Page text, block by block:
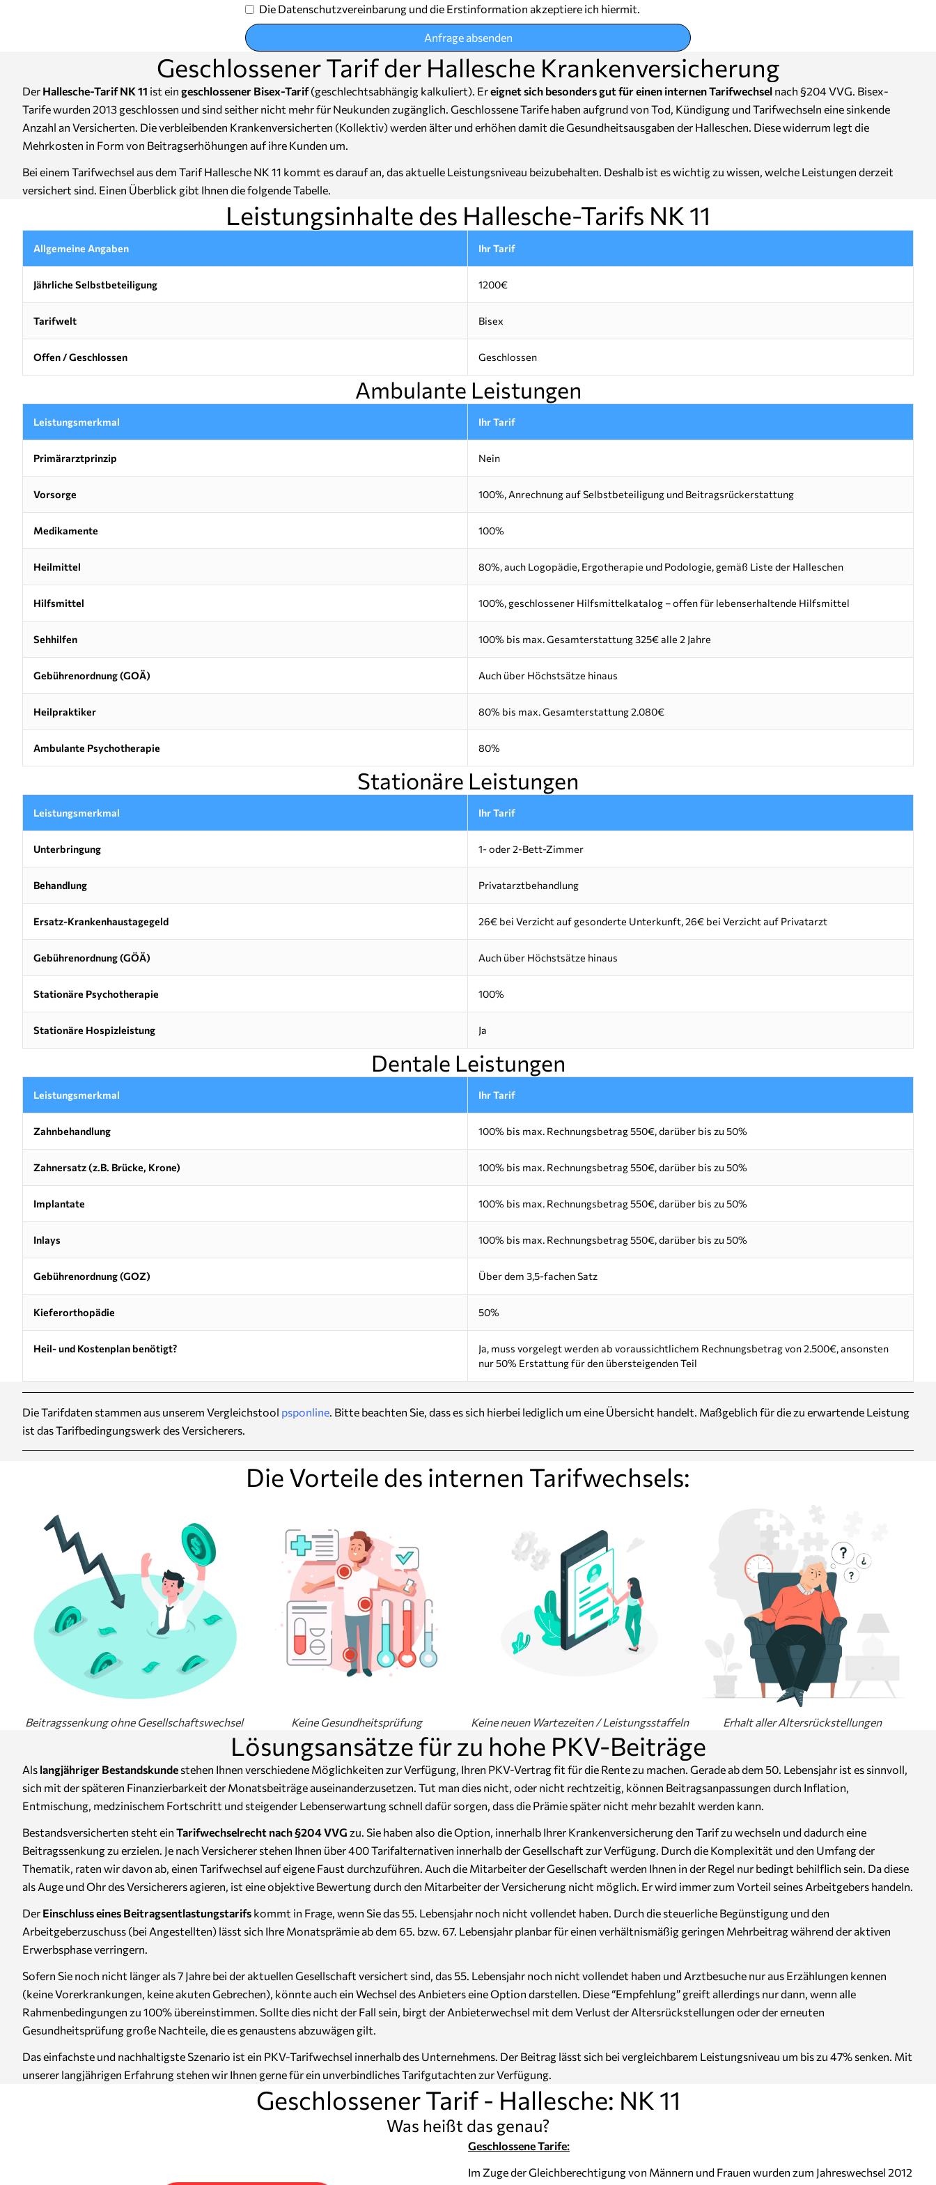
Die Datenschutzvereinbarung und die Erstinformation akzeptiere ich hiermit.
Anfrage absenden
Geschlossener Tarif der Hallesche Krankenversicherung
Der Hallesche-Tarif NK 11 ist ein geschlossener Bisex-Tarif(geschlechtsabhängig kalkuliert). Ereignet sich besonders gut für einen internen Tarifwechsel nach §204 VVG. Bisex-
Tarife wurden 2013 geschlossen und sind seither nicht mehr für Neukunden zugänglich. Geschlossene Tarife haben aufgrund von Tod, Kündigung und Tarifwechseln eine sinkende
Anzahl an Versicherten. Die verbleibenden Krankenversicherten (Kollektiv) werden älter und erhöhen damit die Gesundheitsausgaben der Halleschen. Diese widerrum legt die
Mehrkosten in Form von Beitragserhöhungen auf ihre Kunden um.
Bei einem Tarifwechsel aus dem Tarif Hallesche NK 11 kommt es darauf an, das aktuelle Leistungsniveau beizubehalten. Deshalb ist es wichtig zu wissen, welche Leistungen derzeit
versichert sind. Einen Überblick gibt Ihnen die folgende Tabelle.
Leistungsinhalte des Hallesche-Tarifs NK 11
Allgemeine Angaben Ihr Tarif
Jährliche Selbstbeteiligung 1200€
Tarifwelt Bisex
Offen / Geschlossen Geschlossen
Ambulante Leistungen
Leistungsmerkmal Ihr Tarif
Primärarztprinzip Nein
Vorsorge 100%, Anrechnung auf Selbstbeteiligung und Beitragsrückerstattung
Medikamente 100%
Heilmittel 80%, auch Logopädie, Ergotherapie und Podologie, gemäß Liste der Halleschen
Hilfsmittel 100%, geschlossener Hilfsmittelkatalog – offen für lebenserhaltende Hilfsmittel
Sehhilfen 100% bis max. Gesamterstattung 325€ alle 2 Jahre
Gebührenordnung (GOÄ) Auch über Höchstsätze hinaus
Heilpraktiker 80% bis max. Gesamterstattung 2.080€
Ambulante Psychotherapie 80%
Stationäre Leistungen
Leistungsmerkmal Ihr Tarif
Unterbringung 1- oder 2-Bett-Zimmer
Behandlung Privatarztbehandlung
Ersatz-Krankenhaustagegeld 26€ bei Verzicht auf gesonderte Unterkunft, 26€ bei Verzicht auf Privatarzt
Gebührenordnung (GÖÄ) Auch über Höchstsätze hinaus
Stationäre Psychotherapie 100%
Stationäre Hospizleistung Ja
Dentale Leistungen
Leistungsmerkmal Ihr Tarif
Zahnbehandlung 100% bis max. Rechnungsbetrag 550€, darüber bis zu 50%
Zahnersatz (z.B. Brücke, Krone) 100% bis max. Rechnungsbetrag 550€, darüber bis zu 50%
Implantate 100% bis max. Rechnungsbetrag 550€, darüber bis zu 50%
Inlays 100% bis max. Rechnungsbetrag 550€, darüber bis zu 50%
Gebührenordnung (GOZ) Über dem 3,5-fachen Satz
Kieferorthopädie 50%
Heil- und Kostenplan benötigt?
Ja, muss vorgelegt werden ab voraussichtlichem Rechnungsbetrag von 2.500€, ansonsten
nur 50% Erstattung für den übersteigenden Teil
Die Tarifdaten stammen aus unserem Vergleichstool psponline. Bitte beachten Sie, dass es sich hierbei lediglich um eine Übersicht handelt. Maßgeblich für die zu erwartende Leistung
ist das Tarifbedingungswerk des Versicherers.
Die Vorteile des internen Tarifwechsels:
Beitragssenkung ohne Gesellschaftswechsel Keine Gesundheitsprüfung Keine neuen Wartezeiten / Leistungsstaffeln Erhalt aller Altersrückstellungen
Lösungsansätze für zu hohe PKV-Beiträge
Als langjähriger Bestandskunde stehen Ihnen verschiedene Möglichkeiten zur Verfügung, Ihren PKV-Vertrag fit für die Rente zu machen. Gerade ab dem 50. Lebensjahr ist es sinnvoll,
sich mit der späteren Finanzierbarkeit der Monatsbeiträge auseinanderzusetzen. Tut man dies nicht, oder nicht rechtzeitig, können Beitragsanpassungen durch Inflation,
Entmischung, medzinischem Fortschritt und steigender Lebenserwartung schnell dafür sorgen, dass die Prämie später nicht mehr bezahlt werden kann.
Bestandsversicherten steht ein Tarifwechselrecht nach §204 VVG zu. Sie haben also die Option, innerhalb Ihrer Krankenversicherung den Tarif zu wechseln und dadurch eine
Beitragssenkung zu erzielen. Je nach Versicherer stehen Ihnen über 400 Tarifalternativen innerhalb der Gesellschaft zur Verfügung. Durch die Komplexität und den Umfang der
Thematik, raten wir davon ab, einen Tarifwechsel auf eigene Faust durchzuführen. Auch die Mitarbeiter der Gesellschaft werden Ihnen in der Regel nur bedingt behilflich sein. Da diese
als Auge und Ohr des Versicherers agieren, ist eine objektive Bewertung durch den Mitarbeiter der Versicherung nicht möglich. Er wird immer zum Vorteil seines Arbeitgebers handeln.
Der Einschluss eines Beitragsentlastungstarifs kommt in Frage, wenn Sie das 55. Lebensjahr noch nicht vollendet haben. Durch die steuerliche Begünstigung und den
Arbeitgeberzuschuss (bei Angestellten) lässt sich Ihre Monatsprämie ab dem 65. bzw. 67. Lebensjahr planbar für einen verhältnismäßig geringen Mehrbeitrag während der aktiven
Erwerbsphase verringern.
Sofern Sie noch nicht länger als 7 Jahre bei der aktuellen Gesellschaft versichert sind, das 55. Lebensjahr noch nicht vollendet haben und Arztbesuche nur aus Erzählungen kennen
(keine Vorerkrankungen, keine akuten Gebrechen), könnte auch ein Wechsel des Anbieters eine Option darstellen. Diese “Empfehlung” greift allerdings nur dann, wenn alle
Rahmenbedingungen zu 100% übereinstimmen. Sollte dies nicht der Fall sein, birgt der Anbieterwechsel mit dem Verlust der Altersrückstellungen oder der erneuten
Gesundheitsprüfung große Nachteile, die es genaustens abzuwägen gilt.
Das einfachste und nachhaltigste Szenario ist ein PKV-Tarifwechsel innerhalb des Unternehmens. Der Beitrag lässt sich bei vergleichbarem Leistungsniveau um bis zu 47% senken. Mit
unserer langjährigen Erfahrung stehen wir Ihnen gerne für ein unverbindliches Tarifgutachten zur Verfügung.
Geschlossener Tarif - Hallesche: NK 11
Was heißt das genau?
Geschlossene Tarife:
Im Zuge der Gleichberechtigung von Männern und Frauen wurden zum Jahreswechsel 2012